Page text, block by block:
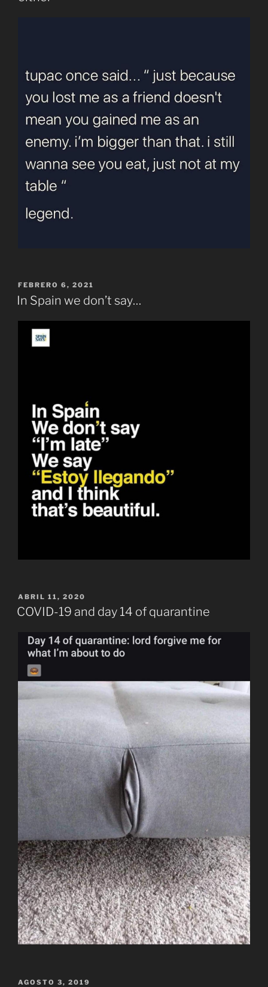
PUBLICADO
EL
FEBRERO 6, 2021
In Spain we don’t say…
PUBLICADO
EL
ABRIL 11, 2020
COVID-19 and day 14 of quarantine
PUBLICADO
AGOSTO 3, 2019